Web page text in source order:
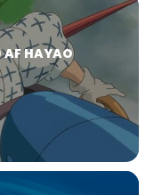
AF HAYAO